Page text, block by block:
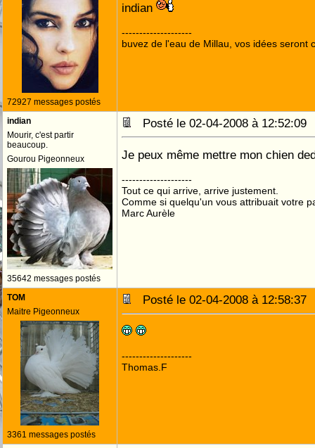
72927 messages postés
indian
--------------------
buvez de l'eau de Millau, vos idées seront
indian
Mourir, c'est partir
beaucoup.
Gourou Pigeonneux
35642 messages postés
Posté le 02-04-2008 à
Je peux même mettre mon chien
--------------------
Tout ce qui arrive, arrive justement.
Comme si quelqu'un vous attribuait votre
Marc Aurèle
TOM
Maitre Pigeonneux
3361 messages postés
Posté le 02-04-2008 à
--------------------
Thomas.F